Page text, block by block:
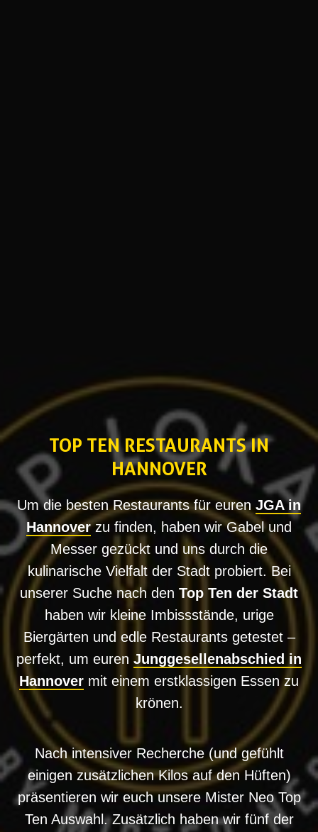
TOP TEN RESTAURANTS IN
HANNOVER
Um die besten Restaurants für euren JGA in
Hannoverzu finden, haben wir Gabel und
Messer gezückt und uns durch die
kulinarische Vielfalt der Stadt probiert. Bei
unserer Suche nach den Top Ten der Stadt
haben wir kleine Imbissstände, urige
Biergärten und edle Restaurants getestet –
perfekt, um euren Junggesellenabschied in
Hannover mit einem erstklassigen Essen zu
krönen.
Nach intensiver Recherche (und gefühlt
einigen zusätzlichen Kilos auf den Hüften)
präsentieren wir euch unsere Mister Neo Top
Ten Auswahl. Zusätzlich haben wir fünf der